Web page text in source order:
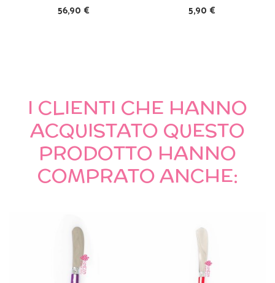
56,90 € 5,90 €
I CLIENTI CHE HANNO
ACQUISTATO QUESTO
PRODOTTO HANNO
COMPRATO ANCHE: